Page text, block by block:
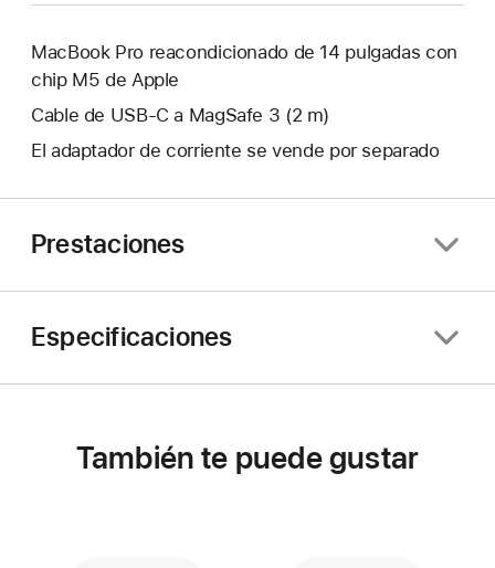
MacBook Pro reacondicionado de 14 pulgadas con
chip M5 de Apple
Cable de USB‑C a MagSafe 3 (2 m)
El adaptador de corriente se vende por separado
Prestaciones
Especificaciones
También te puede gustar